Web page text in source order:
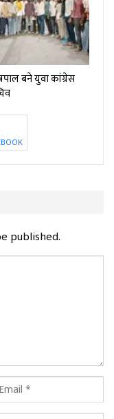
बने युवा कांग्रेस
published.